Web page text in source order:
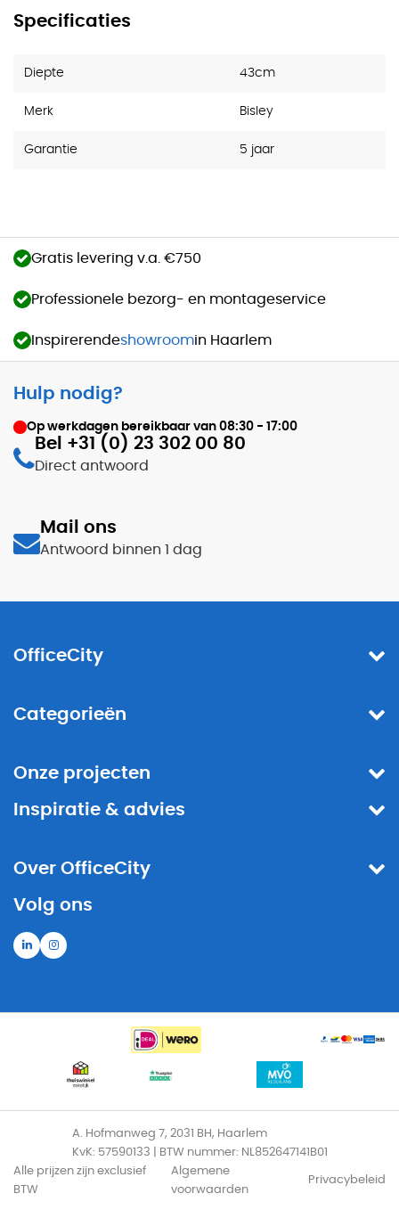
Specificaties
Diepte 43cm
Merk Bisley
Garantie 5 jaar
Gratis levering v.a. €750
Professionele bezorg- en montageservice
Inspirerendeshowroomin Haarlem
Hulp nodig?
Op werkdagen bereikbaar van 08:30 - 17:00
Bel +31 (0) 23 302 00 80
Direct antwoord
Mail ons
Antwoord binnen 1 dag
OfficeCity
Categorieën
Onze projecten
Inspiratie & advies
Over OfficeCity
Volg ons
A. Hofmanweg 7, 2031 BH, Haarlem
KvK: 57590133 | BTW nummer: NL852647141B01
Alle prijzen zijn exclusief
BTW
Algemene
voorwaarden
Privacybeleid